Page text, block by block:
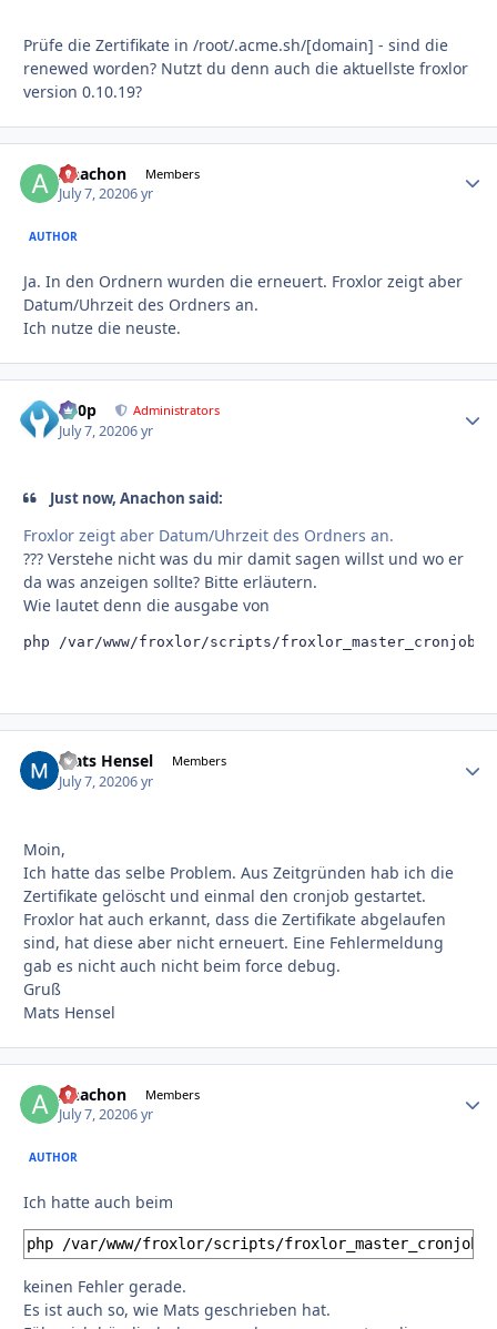
Prüfe die Zertifikate in /root/.acme.sh/[domain] - sind die
renewed worden? Nutzt du denn auch die aktuellste froxlor
version 0.10.19?
Anachon Members
July 7, 20206 yr
AUTHOR
Ja. In den Ordnern wurden die erneuert. Froxlor zeigt aber
Datum/Uhrzeit des Ordners an.
Ich nutze die neuste.
d00p Administrators
July 7, 20206 yr
Just now, Anachon said:
Froxlor zeigt aber Datum/Uhrzeit des Ordners an.
??? Verstehe nicht was du mir damit sagen willst und wo er
da was anzeigen sollte? Bitte erläutern.
Wie lautet denn die ausgabe von
php /var/www/froxlor/scripts/
Mats Hensel Members
July 7, 20206 yr
Moin,
Ich hatte das selbe Problem. Aus Zeitgründen hab ich die
Zertifikate gelöscht und einmal den cronjob gestartet.
Froxlor hat auch erkannt, dass die Zertifikate abgelaufen
sind, hat diese aber nicht erneuert. Eine Fehlermeldung
gab es nicht auch nicht beim force debug.
Gruß
Mats Hensel
Anachon Members
July 7, 20206 yr
AUTHOR
Ich hatte auch beim
php /var/www/froxlor/scripts/
keinen Fehler gerade.
Es ist auch so, wie Mats geschrieben hat.